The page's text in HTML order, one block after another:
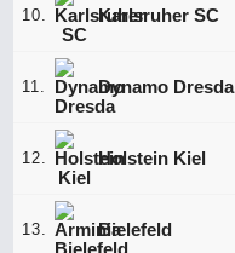
10. Karlsruher SC
11. Dynamo Dresda
12. Holstein Kiel
13. Bielefeld